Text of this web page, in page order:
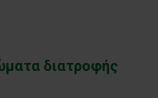
διατροφής